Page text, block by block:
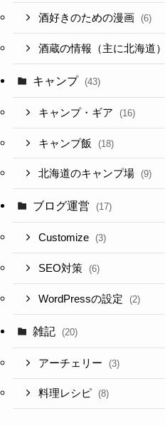
酒好きのための漫画 (6)
酒蔵の情報（主に北海道）
キャンプ (43)
キャンプ・ギア (16)
キャンプ飯 (18)
北海道のキャンプ場 (9)
ブログ運営 (17)
Customize (3)
SEO対策 (6)
WordPressの設定 (2)
雑記 (20)
アーチェリー (3)
料理レシピ (8)